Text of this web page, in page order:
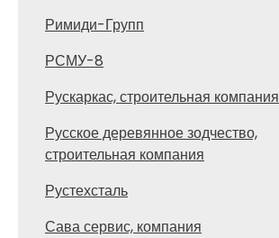
Римиди-Групп
РСМУ-8
Рускаркас, строительная компания
Русское деревянное зодчество,
строительная компания
Рустехсталь
Сава сервис, компания